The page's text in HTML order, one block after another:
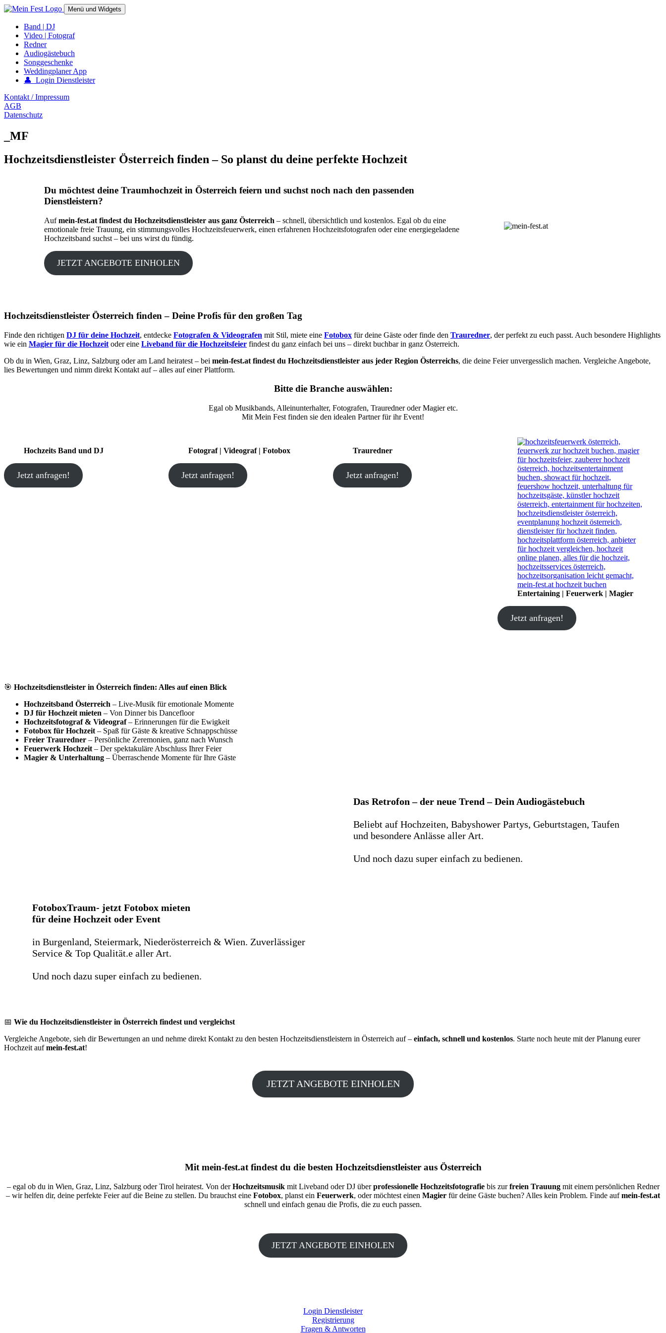
Springe
Inhalt
mein-fest.at – Band / Fotograf für Hochzeit oder Fest buchen!
Menü und Widgets
Band | DJ
Video | Fotograf
Redner
Audiogästebuch
Songgeschenke
Weddingplaner App
👤 Login Dienstleister
Kontakt / Impressum
AGB
Datenschutz
_MF
Hochzeitsdienstleister Österreich finden – So planst du deine perfekte Hochzeit
Du möchtest deine Traumhochzeit in Österreich feiern und suchst noch nach den passenden
Dienstleistern?
Aufmein-fest.at findest du Hochzeitsdienstleister aus ganz Österreich – schnell, übersichtlich und kostenlos. Egal ob du eine
emotionale freie Trauung, ein stimmungsvolles Hochzeitsfeuerwerk, einen erfahrenen Hochzeitsfotografen oder eine energiegeladene
Hochzeitsband suchst – bei uns wirst du fündig.
JETZT ANGEBOTE EINHOLEN
Hochzeitsdienstleister Österreich finden – Deine Profis für den großen Tag
Finde den richtigen DJ für deine Hochzeit, entdecke Fotografen & Videografen mit Stil, miete eine Fotobox für deine Gäste oder finde den Trauredner, der perfekt zu euch passt. Auch besondere Highlights
wie ein Magier für die Hochzeit oder eine Liveband für die Hochzeitsfeier findest du ganz einfach bei uns – direkt buchbar in ganz Österreich.
Ob du in Wien, Graz, Linz, Salzburg oder am Land heiratest – bei mein-fest.at findest du Hochzeitsdienstleister aus jeder Region Österreichs, die deine Feier unvergesslich machen. Vergleiche Angebote,
lies Bewertungen und nimm direkt Kontakt auf – alles auf einer Plattform.
Bitte die Branche auswählen:
Egal ob Musikbands, Alleinunterhalter, Fotografen, Trauredner oder Magier etc.
Mit Mein Fest finden sie den idealen Partner für ihr Event!
Hochzeits Band und DJ
Jetzt anfragen!
Fotograf | Videograf | Fotobox
Jetzt anfragen!
Trauredner
Jetzt anfragen!
Entertaining | Feuerwerk | Magier
Jetzt anfragen!
🎯 Hochzeitsdienstleister in Österreich finden: Alles auf einen Blick
Hochzeitsband Österreich – Live-Musik für emotionale Momente
DJ für Hochzeit mieten – Von Dinner bis Dancefloor
Hochzeitsfotograf & Videograf– Erinnerungen für die Ewigkeit
Fotobox für Hochzeit – Spaß für Gäste & kreative Schnappschüsse
Freier Trauredner – Persönliche Zeremonien, ganz nach Wunsch
Feuerwerk Hochzeit – Der spektakuläre Abschluss Ihrer Feier
Magier & Unterhaltung – Überraschende Momente für Ihre Gäste
Das Retrofon – der neue Trend – Dein Audiogästebuch
Beliebt auf Hochzeiten, Babyshower Partys, Geburtstagen, Taufen
und besondere Anlässe aller Art.
Und noch dazu super einfach zu bedienen.
FotoboxTraum- jetzt Fotobox mieten
für deine Hochzeit oder Event
in Burgenland, Steiermark, Niederösterreich & Wien. Zuverlässiger
Service & Top Qualität.e aller Art.
Und noch dazu super einfach zu bedienen.
📅 Wie du Hochzeitsdienstleister in Österreich findest und vergleichst
Vergleiche Angebote, sieh dir Bewertungen an und nehme direkt Kontakt zu den besten Hochzeitsdienstleistern in Österreich auf – einfach, schnell und kostenlos. Starte noch heute mit der Planung eurer
Hochzeit aufmein-fest.at!
JETZT ANGEBOTE EINHOLEN
Mitmein-fest.atfindest du die besten Hochzeitsdienstleister aus Österreich
– egal ob du in Wien, Graz, Linz, Salzburg oder Tirol heiratest. Von derHochzeitsmusikmit Liveband oder DJ überprofessionelle Hochzeitsfotografiebis zurfreien Trauungmit einem persönlichen Redner
– wir helfen dir, deine perfekte Feier auf die Beine zu stellen. Du brauchst eine Fotobox, planst ein Feuerwerk, oder möchtest einen Magier für deine Gäste buchen? Alles kein Problem. Finde aufmein-fest.at
schnell und einfach genau die Profis, die zu euch passen.
JETZT ANGEBOTE EINHOLEN
Login Dienstleister
Registrierung
Fragen & Antworten